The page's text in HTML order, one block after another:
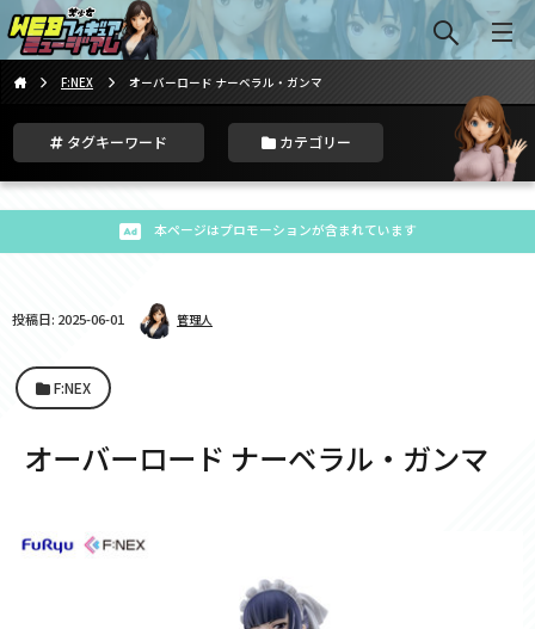
F:NEX オーバーロード ナーベラル・ガンマ
タグキーワード カテゴリー
本ページはプロモーションが含まれています
投稿日: 2025-06-01 管理人
F:NEX
オーバーロード ナーベラル・ガンマ